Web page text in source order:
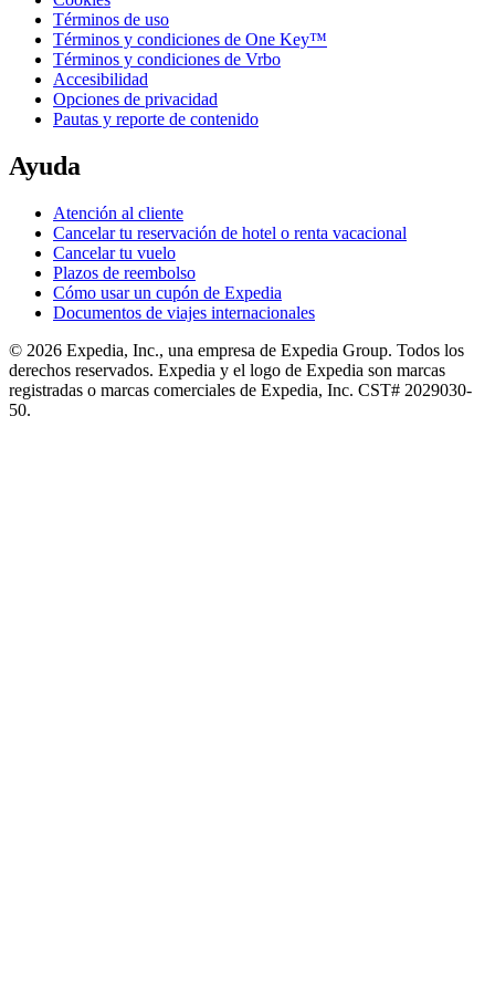
Términos de uso
Términos y condiciones de One Key™
Términos y condiciones de Vrbo
Accesibilidad
Opciones de privacidad
Pautas y reporte de contenido
Ayuda
Atención al cliente
Cancelar tu reservación de hotel o renta vacacional
Cancelar tu vuelo
Plazos de reembolso
Cómo usar un cupón de Expedia
Documentos de viajes internacionales
© 2026 Expedia, Inc., una empresa de Expedia Group. Todos los
derechos reservados. Expedia y el logo de Expedia son marcas
registradas o marcas comerciales de Expedia, Inc. CST# 2029030-
50.